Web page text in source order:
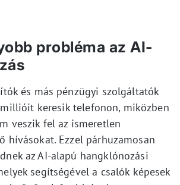
probléma az AI-
és más pénzügyi szolgáltatók
keresik telefonon, miközben
veszik fel az ismeretlen
hívásokat. Ezzel párhuzamosan
az AI-alapú hangklónozási
segítségével a csalók képesek